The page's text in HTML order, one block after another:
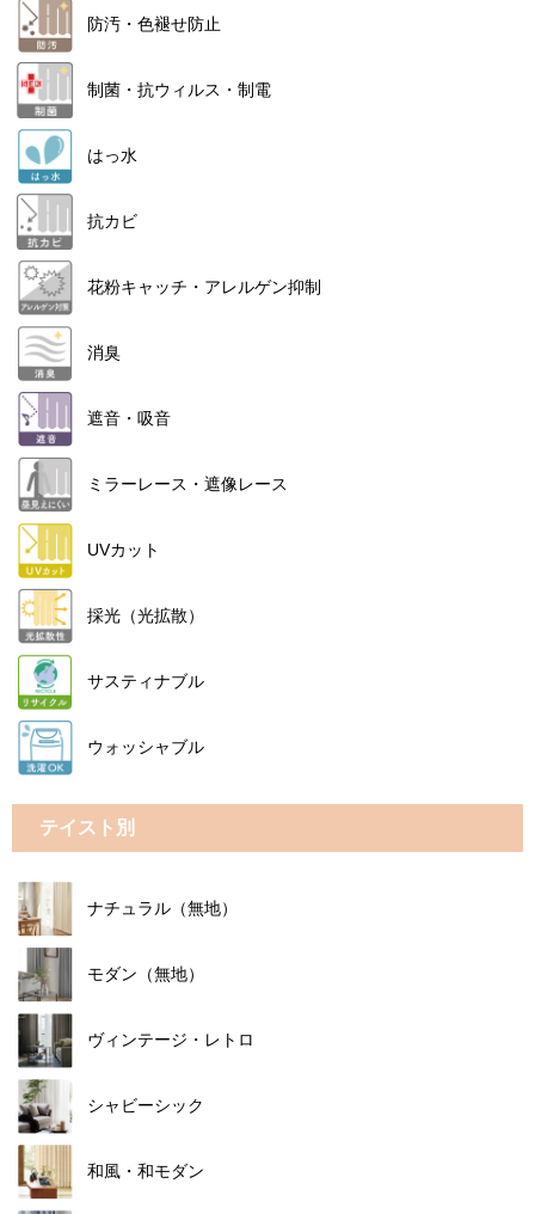
防汚・色褪せ防止
制菌・抗ウィルス・制電
はっ水
抗カビ
花粉キャッチ・アレルゲン抑制
消臭
遮音・吸音
ミラーレース・遮像レース
UVカット
採光（光拡散）
サスティナブル
ウォッシャブル
テイスト別
ナチュラル（無地）
モダン（無地）
ヴィンテージ・レトロ
シャビーシック
和風・和モダン